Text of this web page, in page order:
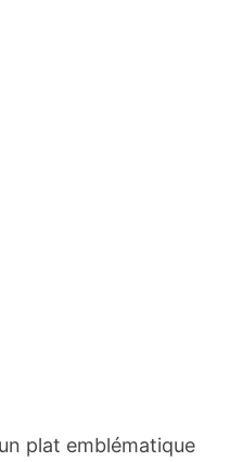
plat emblématique